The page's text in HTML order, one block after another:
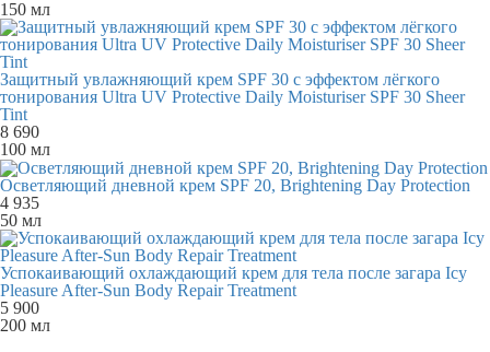
150 мл
Защитный увлажняющий крем SPF 30 с эффектом лёгкого
тонирования Ultra UV Protective Daily Moisturiser SPF 30 Sheer
Tint
8 690
100 мл
Осветляющий дневной крем SPF 20, Brightening Day Protection
4 935
50 мл
Успокаивающий охлаждающий крем для тела после загара Icy
Pleasure After-Sun Body Repair Treatment
5 900
200 мл